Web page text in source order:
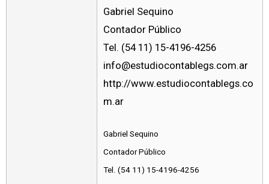
Gabriel Sequino
Contador Público
Tel. (54 11) 15-4196-4256
info@estudiocontablegs.com.ar
http://www.estudiocontablegs.co
m.ar
Gabriel Sequino
Contador Público
Tel. (54 11) 15-4196-4256